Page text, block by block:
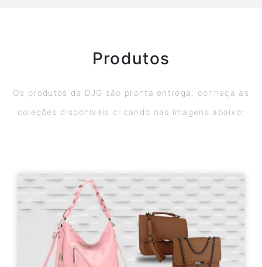
Produtos
Os produtos da DJG são pronta entrega, conheça as
coleções disponíveis clicando nas imagens abaixo: